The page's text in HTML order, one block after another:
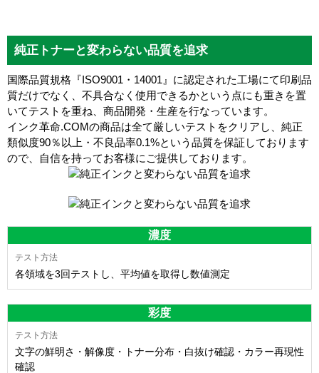
純正トナーと変わらない品質を追求
国際品質規格『ISO9001・14001』に認定された工場にて印刷品
質だけでなく、不具合なく使用できるかという点にも重きを置
いてテストを重ね、商品開発・生産を行なっています。
インク革命.COMの商品は全て厳しいテストをクリアし、 純正
類似度90％以上・不良品率0.1%という品質を保証しております
ので、自信を持ってお客様にご提供しております。
濃度
各領域を3回テストし、平均値を取得し数値測定
彩度
文字の鮮明さ・解像度・トナー分布・白抜け確認・カラー再現性
確認